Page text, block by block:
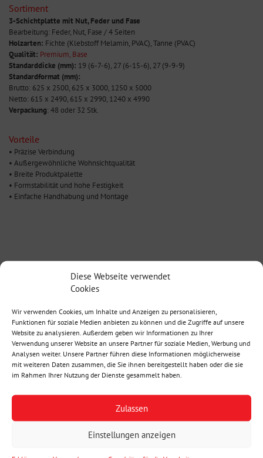
Diese Webseite verwendet
Cookies
Wir verwenden Cookies, um Inhalte und Anzeigen zu personalisieren,
Funktionen für soziale Medien anbieten zu können und die Zugriffe auf unsere
Website zu analysieren. Außerdem geben wir Informationen zu Ihrer
Verwendung unserer Website an unsere Partner für soziale Medien, Werbung und
Analysen weiter. Unsere Partner führen diese Informationen möglicherweise
mit weiteren Daten zusammen, die Sie ihnen bereitgestellt haben oder die sie
im Rahmen Ihrer Nutzung der Dienste gesammelt haben.
Zulassen
Einstellungen anzeigen
Sortiment
3-Schichtplatte mit Nut, Feder und Fase
Bearbeitung: Feder, Nut, Fase / 4 Seiten
Holzarten: Fichte (Klebstoff Melamin, PVAC), Tanne (PVAC)
Qualität: Premium, Base
Standarddicke (mm): 19 (6-7-6), 27 (6-15-6), 27 (9-9-9)
Standardformat (mm):
Brutto: 625 x 2500, 625 x 3000, 1250 x 5000
Netto: 615 x 2490, 615 x 2990, 1240 x 4990
Verpackung: 48 oder 32 Stk.
Vorteile
• Präzise Verbindung
• Außergewöhnliche Wohnsichtqualität
• Breite Produktpalette
• Formstabilität und hohe Festigkeit
• Einfache Handhabung und Montage
QUALITÄT
OBERFLÄCHENBEHANDLUNGEN
ANWENDUNGSBEISPIELE
MONTAGEANLEITUNG